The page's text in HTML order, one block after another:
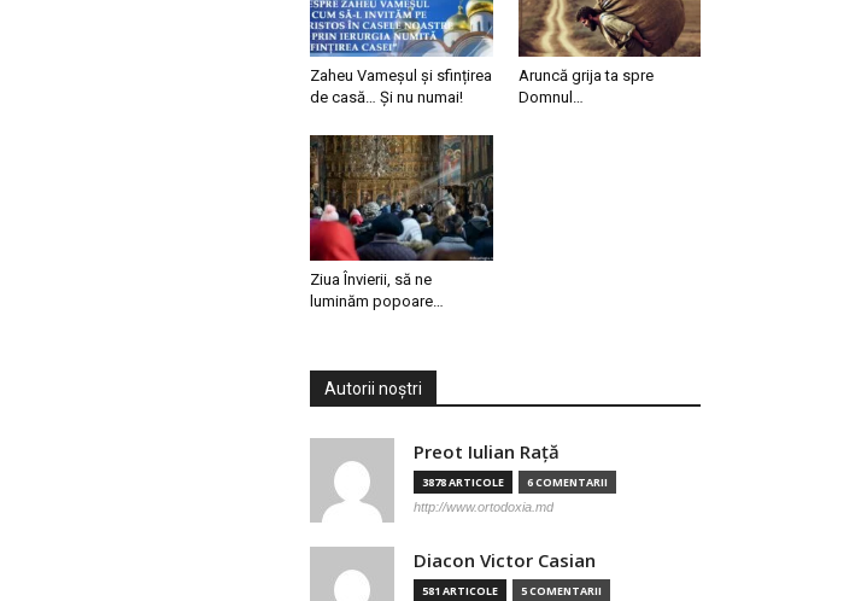
Zaheu Vameșul și sfințirea
de casă… Și nu numai!
Aruncă grija ta spre
Domnul…
Ziua Învierii, să ne
luminăm popoare…
Autorii noștri
Preot Iulian Raţă
3878 ARTICOLE 6 COMENTARII
http://www.ortodoxia.md
Diacon Victor Casian
581 ARTICOLE 5 COMENTARII